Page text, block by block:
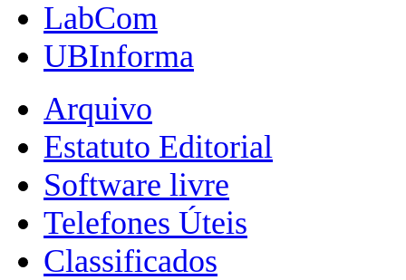
LabCom
UBInforma
Arquivo
Estatuto Editorial
Software livre
Telefones Úteis
Classificados